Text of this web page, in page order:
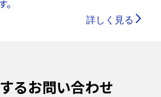
詳しく見る
るお問い合わせ